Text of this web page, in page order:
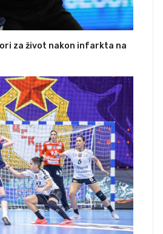
za život nakon infarkta na